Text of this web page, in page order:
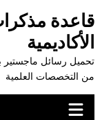
المحتوى
قاعدة
الأكاديمية
من التخصصات العلمية